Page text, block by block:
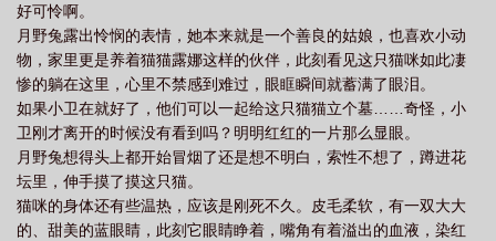
好可怜啊。
月野兔露出怜悯的表情，她本来就是一个善良的姑娘，也喜欢小动
物，家里更是养着猫猫露娜这样的伙伴，此刻看见这只猫咪如此凄
惨的躺在这里，心里不禁感到难过，眼眶瞬间就蓄满了眼泪。
如果小卫在就好了，他们可以一起给这只猫猫立个墓……奇怪，小
卫刚才离开的时候没有看到吗？明明红红的一片那么显眼。
月野兔想得头上都开始冒烟了还是想不明白，索性不想了，蹲进花
坛里，伸手摸了摸这只猫。
猫咪的身体还有些温热，应该是刚死不久。皮毛柔软，有一双大大
的、甜美的蓝眼睛，此刻它眼睛睁着，嘴角有着溢出的血液，染红